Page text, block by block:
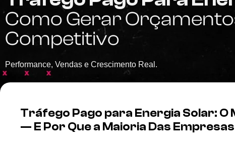
Como Gerar
Competitivo
Performance, Vendas e Crescimento Real.
Tráfego Pago para Energia Solar:
— E Por Que a Maioria Das